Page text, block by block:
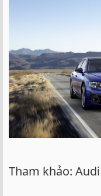
Tham khảo: Audi